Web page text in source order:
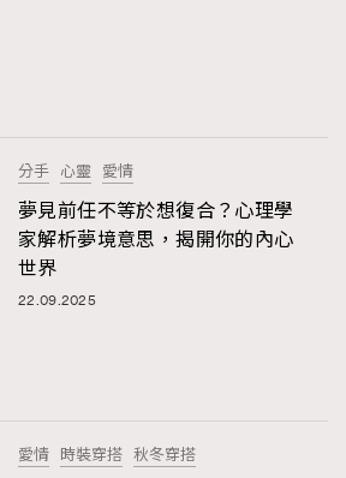
分手 心靈 愛情
夢見前任不等於想復合？心理學
家解析夢境意思，揭開你的內心
世界
22.09.2025
愛情 時裝穿搭 秋冬穿搭